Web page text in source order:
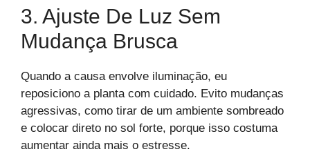
3. Ajuste De Luz Sem
Mudança Brusca
Quando a causa envolve iluminação, eu
reposiciono a planta com cuidado. Evito mudanças
agressivas, como tirar de um ambiente sombreado
e colocar direto no sol forte, porque isso costuma
aumentar ainda mais o estresse.